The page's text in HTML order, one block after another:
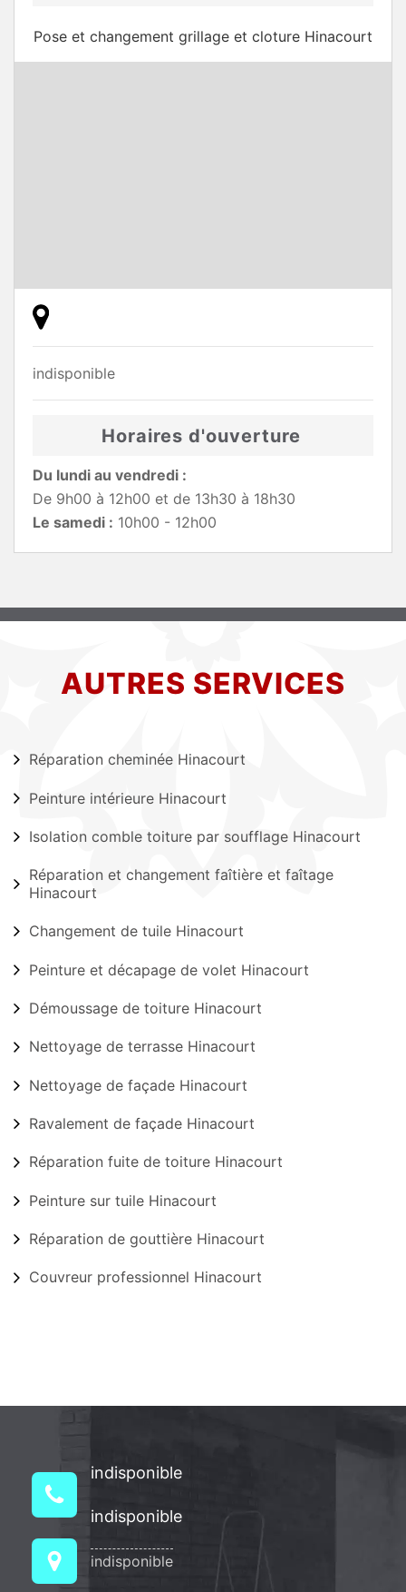
Pose et changement grillage et cloture Hinacourt
indisponible
Horaires d'ouverture
Du lundi au vendredi :
De 9h00 à 12h00 et de 13h30 à 18h30
Le samedi : 10h00 - 12h00
AUTRES SERVICES
Réparation cheminée Hinacourt
Peinture intérieure Hinacourt
Isolation comble toiture par soufflage Hinacourt
Réparation et changement faîtière et faîtage
Hinacourt
Changement de tuile Hinacourt
Peinture et décapage de volet Hinacourt
Démoussage de toiture Hinacourt
Nettoyage de terrasse Hinacourt
Nettoyage de façade Hinacourt
Ravalement de façade Hinacourt
Réparation fuite de toiture Hinacourt
Peinture sur tuile Hinacourt
Réparation de gouttière Hinacourt
Couvreur professionnel Hinacourt
indisponible
indisponible
indisponible